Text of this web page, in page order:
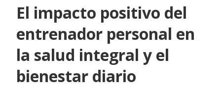
El impacto positivo del
entrenador personal en
la salud integral y el
bienestar diario